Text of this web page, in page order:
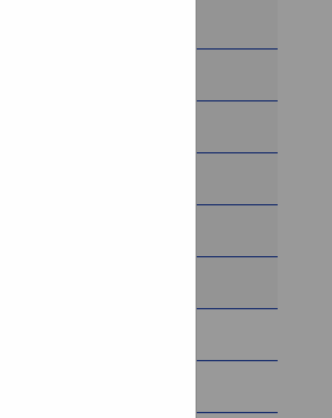
Monitor Polski
Podawcza
5576882
w BIP